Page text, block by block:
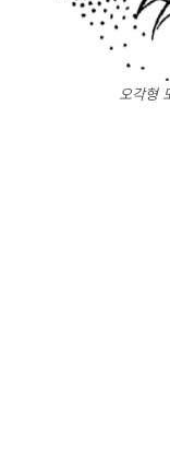
오각형